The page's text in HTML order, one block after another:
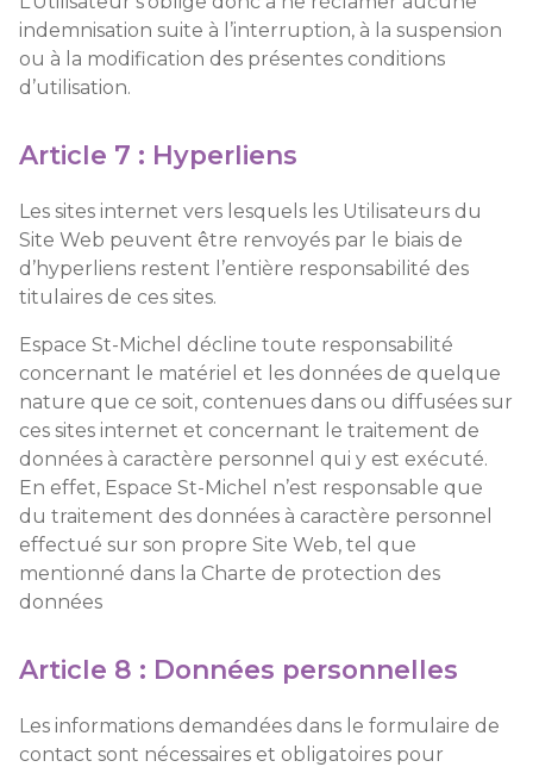
indemnisation suite à l’interruption, à la suspension
ou à la modification des présentes conditions
d’utilisation.
Article 7 : Hyperliens
Les sites internet vers lesquels les Utilisateurs du
Site Web peuvent être renvoyés par le biais de
d’hyperliens restent l’entière responsabilité des
titulaires de ces sites.
Espace St-Michel décline toute responsabilité
concernant le matériel et les données de quelque
nature que ce soit, contenues dans ou diffusées sur
ces sites internet et concernant le traitement de
données à caractère personnel qui y est exécuté.
En effet, Espace St-Michel n’est responsable que
du traitement des données à caractère personnel
effectué sur son propre Site Web, tel que
mentionné dans la Charte de protection des
données
Article 8 : Données personnelles
Les informations demandées dans le formulaire de
contact sont nécessaires et obligatoires pour